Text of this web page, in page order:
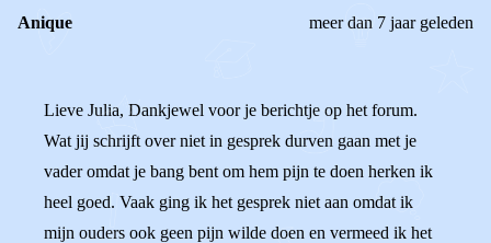
Anique meer dan 7 jaar geleden
Lieve Julia, Dankjewel voor je berichtje op het forum.
Wat jij schrijft over niet in gesprek durven gaan met je
vader omdat je bang bent om hem pijn te doen herken ik
heel goed. Vaak ging ik het gesprek niet aan omdat ik
mijn ouders ook geen pijn wilde doen en vermeed ik het